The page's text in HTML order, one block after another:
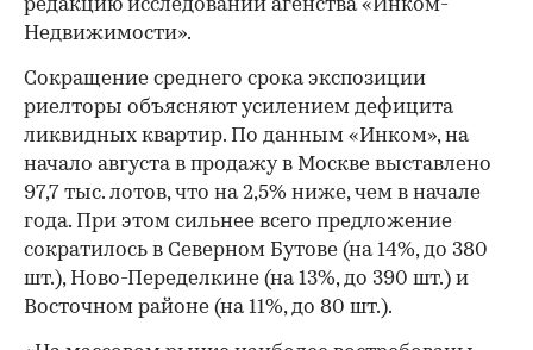
редакцию исследовании агенства «Инком-
Недвижимости».
Сокращение среднего срока экспозиции
риелторы объясняют усилением дефицита
ликвидных квартир. По данным «Инком», на
начало августа в продажу в Москве выставлено
97,7 тыс. лотов, что на 2,5% ниже, чем в начале
года. При этом сильнее всего предложение
сократилось в Северном Бутове (на 14%, до 380
шт.), Ново-Переделкине (на 13%, до 390 шт.) и
Восточном районе (на 11%, до 80 шт.).